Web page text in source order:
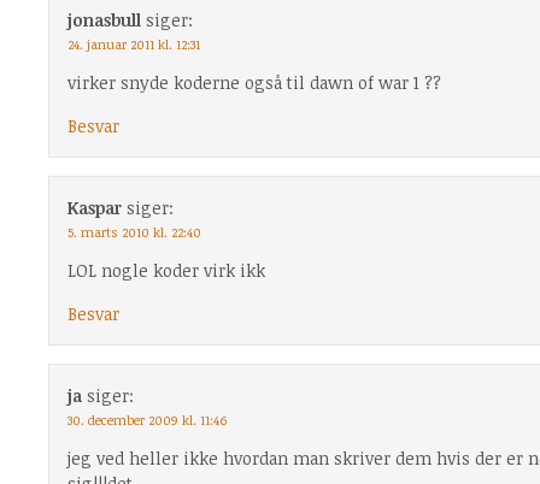
jonasbull siger:
24. januar 2011 kl. 12:31
virker snyde koderne også til dawn of war 1 ??
Besvar
Kaspar siger:
5. marts 2010 kl. 22:40
LOL nogle koder virk ikk
Besvar
ja siger:
30. december 2009 kl. 11:46
jeg ved heller ikke hvordan man skriver dem hvis der er